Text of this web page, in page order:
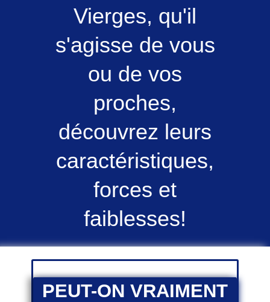
Vierges, qu'il
s'agisse de vous
ou de vos
proches,
découvrez leurs
caractéristiques,
forces et
faiblesses!
PEUT-ON VRAIMENT